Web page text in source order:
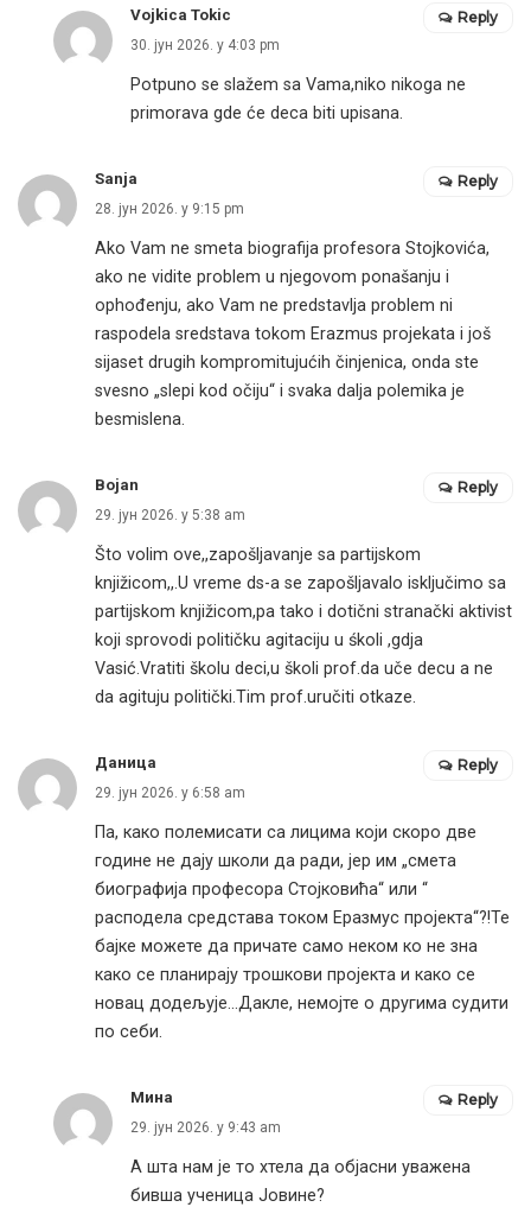
Vojkica Tokic
30. јун 2026. у 4:03 pm
Potpuno se slažem sa Vama,niko nikoga ne
primorava gde će deca biti upisana.
Reply
Sanja
28. јун 2026. у 9:15 pm
Ako Vam ne smeta biografija profesora Stojkovića,
ako ne vidite problem u njegovom ponašanju i
ophođenju, ako Vam ne predstavlja problem ni
raspodela sredstava tokom Erazmus projekata i još
sijaset drugih kompromitujućih činjenica, onda ste
svesno „slepi kod očiju“ i svaka dalja polemika je
besmislena.
Reply
Bojan
29. јун 2026. у 5:38 am
Što volim ove,,zapošljavanje sa partijskom
knjižicom,,.U vreme ds-a se zapošljavalo isključimo sa
partijskom knjižicom,pa tako i dotični stranački aktivist
koji sprovodi političku agitaciju u śkoli ,gdja
Vasić.Vratiti školu deci,u školi prof.da uče decu a ne
da agituju politički.Tim prof.uručiti otkaze.
Reply
Даница
29. јун 2026. у 6:58 am
Па, како полемисати са лицима који скоро две
године не дају школи да ради, јер им „смета
биографија професора Стојковића“ или “
расподела средстава током Еразмус пројекта“?!Те
бајке можете да причате само неком ко не зна
како се планирају трошкови пројекта и како се
новац додељује…Дакле, немојте о другима судити
по себи.
Reply
Мина
29. јун 2026. у 9:43 am
А шта нам је то хтела да објасни уважена
бивша ученица Јовине?
Reply